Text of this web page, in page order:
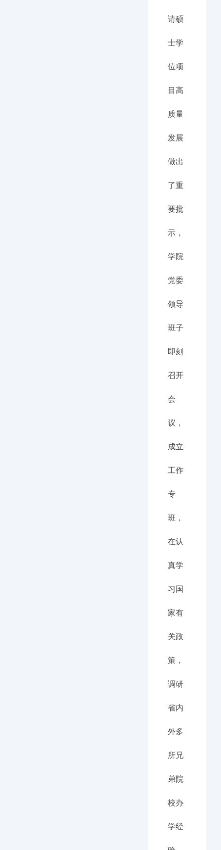
请硕
士学
位项
目高
质量
发展
做出
了重
要批
示，
学院
党委
领导
班子
即刻
召开
会
议，
成立
工作
专
班，
在认
真学
习国
家有
关政
策，
调研
省内
外多
所兄
弟院
校办
学经